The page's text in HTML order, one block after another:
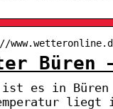
Büren
ist es in Büren
liegt